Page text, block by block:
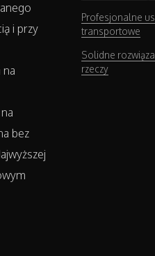
i przy
bez
Profesjonalne
transportowe
Solidne
rzeczy